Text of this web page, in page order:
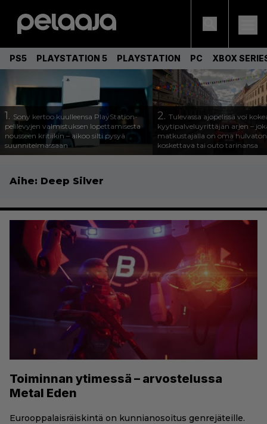
PS5 PLAYSTATION 5 PLAYSTATION PC XBOX
1. Sony kertoo kuulleensa PlayStation-
pelilevyjen valmistuksen lopettamisesta
nousseen kritiikin – aikoo silti pysyä
suunnitelmassaan
2. Tulevassa ajopelissä voi
kyytipalveluyrittäjän arjen –
matkustajalla on oma
koskettava tai outo tarinansa
Aihe: Deep Silver
Toiminnan ytimessä – arvostelussa
Metal Eden
Eurooppalaisräiskintä on kunnianosoitus genrejäteille.